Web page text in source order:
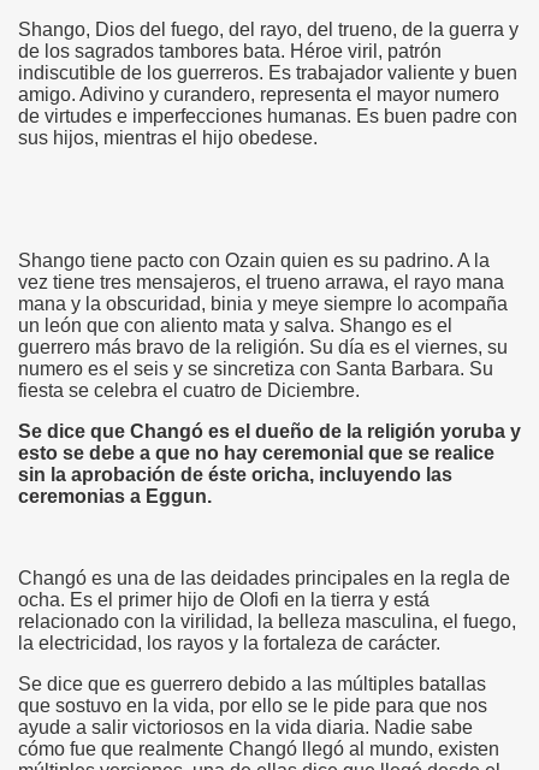
Shango, Dios del fuego, del rayo, del trueno, de la guerra y
de los sagrados tambores bata. Héroe viril, patrón
indiscutible de los guerreros. Es trabajador valiente y buen
amigo. Adivino y curandero, representa el mayor numero
de virtudes e imperfecciones humanas. Es buen padre con
sus hijos, mientras el hijo obedese.
Shango tiene pacto con Ozain quien es su padrino. A la
vez tiene tres mensajeros, el trueno arrawa, el rayo mana
mana y la obscuridad, binia y meye siempre lo acompaña
un león que con aliento mata y salva. Shango es el
guerrero más bravo de la religión. Su día es el viernes, su
numero es el seis y se sincretiza con Santa Barbara. Su
fiesta se celebra el cuatro de Diciembre.
Se dice que Changó es el dueño de la religión yoruba y
esto se debe a que no hay ceremonial que se realice
sin la aprobación de éste oricha, incluyendo las
ceremonias a Eggun.
Changó es una de las deidades principales en la regla de
ocha. Es el primer hijo de Olofi en la tierra y está
relacionado con la virilidad, la belleza masculina, el fuego,
la electricidad, los rayos y la fortaleza de carácter.
Se dice que es guerrero debido a las múltiples batallas
que sostuvo en la vida, por ello se le pide para que nos
ayude a salir victoriosos en la vida diaria. Nadie sabe
cómo fue que realmente Changó llegó al mundo, existen